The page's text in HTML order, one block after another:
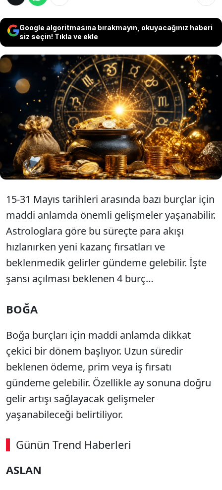
Google algoritmasına bırakmayın, okuyacağınız haberi
siz seçin! Tıkla ve ekle
Mayıs ayının ikinci yarısında gökyüzündeki
hareketlilik bazı burçlar için finansal fırsatları
beraberinde getiriyor. Astrologlara göre
özellikle 15-31 Mayıs tarihleri arasında yeni iş
teklifleri, beklenmedik kazançlar ve maddi
rahatlama gündeme gelebilir.
15-31 Mayıs tarihleri arasında bazı burçlar için
maddi anlamda önemli gelişmeler yaşanabilir.
Astrologlara göre bu süreçte para akışı
hızlanırken yeni kazanç fırsatları ve
beklenmedik gelirler gündeme gelebilir. İşte
şansı açılması beklenen 4 burç…
BOĞA
Boğa burçları için maddi anlamda dikkat
çekici bir dönem başlıyor. Uzun süredir
beklenen ödeme, prim veya iş fırsatı
gündeme gelebilir. Özellikle ay sonuna doğru
gelir artışı sağlayacak gelişmeler
yaşanabileceği belirtiliyor.
Günün Trend Haberleri
ASLAN